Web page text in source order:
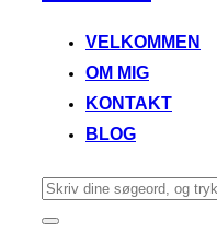
VELKOMMEN
OM MIG
KONTAKT
BLOG
Søg
efter:
Slå